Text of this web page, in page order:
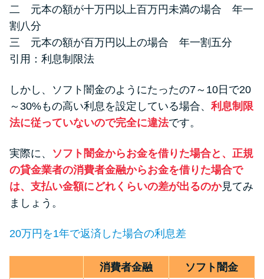
二 元本の額が十万円以上百万円未満の場合 年一
割八分
三 元本の額が百万円以上の場合 年一割五分
引用： 利息制限法
しかし、ソフト闇金のようにたったの7～10日で20
～30%もの高い利息を設定している場合、 利息制限
法に従っていないので完全に違法です。
実際に、 ソフト闇金からお金を借りた場合と、正規
の貸金業者の消費者金融からお金を借りた場合で
は、支払い金額にどれくらいの差が出るのか見てみ
ましょう。
20万円を1年で返済した場合の利息差
消費者金融
ソフト闇金